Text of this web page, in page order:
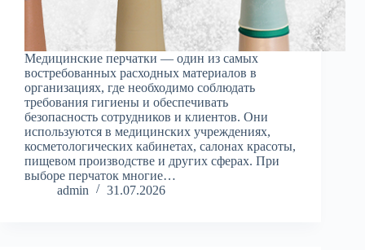
Медицинские перчатки — один из самых
востребованных расходных материалов в
организациях, где необходимо соблюдать
требования гигиены и обеспечивать
безопасность сотрудников и клиентов. Они
используются в медицинских учреждениях,
косметологических кабинетах, салонах красоты,
пищевом производстве и других сферах. При
выборе перчаток многие…
admin
31.07.2026